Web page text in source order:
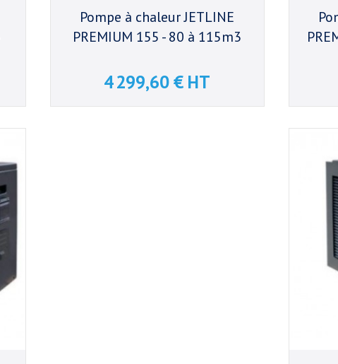
Pompe à chaleur JETLINE
PREMIUM 155 - 80 à 115m3
Prix
4 299,60 € HT